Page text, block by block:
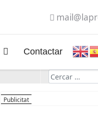
Contactar
Cerca